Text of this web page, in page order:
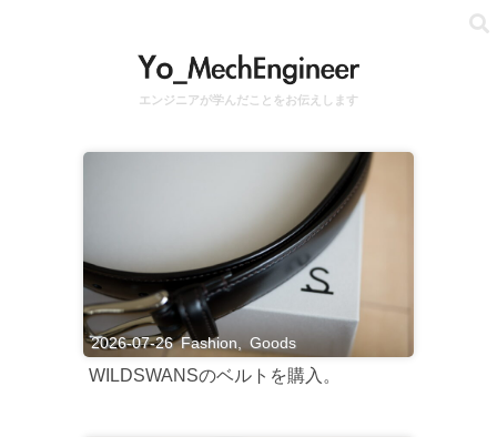
エンジニアが学んだことをお伝えします
2026-07-26 Fashion Goods
WILDSWANSのベルトを購入。